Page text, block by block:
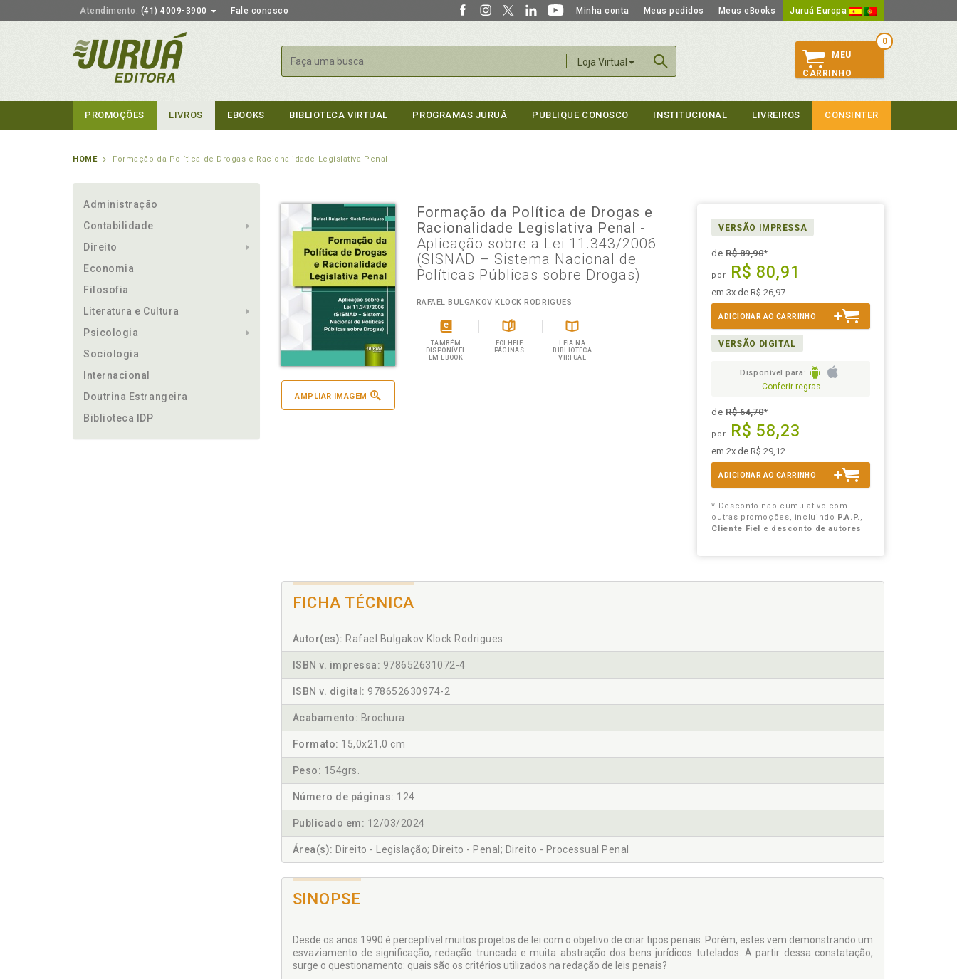
Atendimento: (41) 4009-3900 Fale conosco Minha conta Meus pedidos Meus eBooks Juruá Europa
Loja Virtual
Buscar
0
MEU
CARRINHO
PROMOÇÕES LIVROS EBOOKS BIBLIOTECA VIRTUAL PROGRAMAS JURUÁ PUBLIQUE CONOSCO INSTITUCIONAL LIVREIROS CONSINTER
HOME Formação da Política de Drogas e Racionalidade Legislativa Penal
Administração
Contabilidade
Direito
Economia
Filosofia
Literatura e Cultura
Psicologia
Sociologia
Internacional
Doutrina Estrangeira
Biblioteca IDP
AMPLIAR IMAGEM
Formação da Política de Drogas e
Racionalidade Legislativa Penal -
Aplicação sobre a Lei 11.343/2006
(SISNAD – Sistema Nacional de
Políticas Públicas sobre Drogas)
RAFAEL BULGAKOV KLOCK RODRIGUES
TAMBÉM
DISPONÍVEL
EM EBOOK
FOLHEIE
PÁGINAS
LEIA NA
BIBLIOTECA
VIRTUAL
VERSÃO IMPRESSA
deR$ 89,90*
por R$ 80,91
em 3x de R$ 26,97
ADICIONAR AO CARRINHO
VERSÃO DIGITAL
Disponível para:
Conferir regras
deR$ 64,70*
por R$ 58,23
em 2x de R$ 29,12
ADICIONAR AO CARRINHO
* Desconto não cumulativo com
outras promoções, incluindo P.A.P.,
Cliente Fiel
e desconto de autores
FICHA TÉCNICA
Autor(es): Rafael Bulgakov Klock Rodrigues
ISBN v. impressa: 978652631072-4
ISBN v. digital: 978652630974-2
Acabamento: Brochura
Formato: 15,0x21,0 cm
Peso: 154grs.
Número de páginas: 124
Publicado em: 12/03/2024
Área(s): Direito - Legislação; Direito - Penal; Direito - Processual Penal
SINOPSE
Desde os anos 1990 é perceptível muitos projetos de lei com o objetivo de criar tipos penais. Porém, estes vem demonstrando um
esvaziamento de significação, redação truncada e muita abstração dos bens jurídicos tutelados. A partir dessa constatação,
surge o questionamento: quais são os critérios utilizados na redação de leis penais?